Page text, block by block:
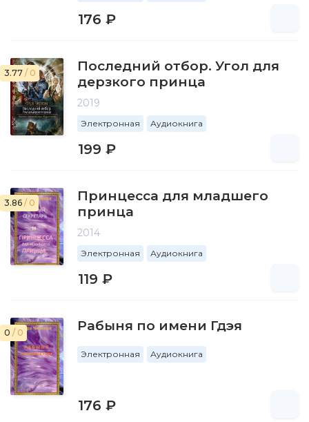
176 ₽
3.77 / 0
Последний отбор. Угол для
дерзкого принца
2019
Электронная Аудиокнига
199 ₽
3.86 / 0
Принцесса для младшего
принца
2014
Электронная Аудиокнига
119 ₽
0 / 0 Рабыня по имени Гдэя
Электронная Аудиокнига
176 ₽